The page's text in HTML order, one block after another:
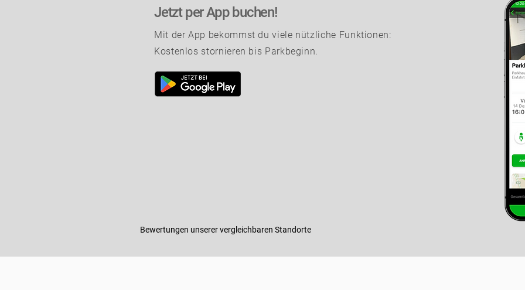
Jetzt per App buchen!
Mit der App bekommst du viele nützliche Funktionen:
Kostenlos stornieren bis Parkbeginn.
Bewertungen unserer vergleichbaren Standorte